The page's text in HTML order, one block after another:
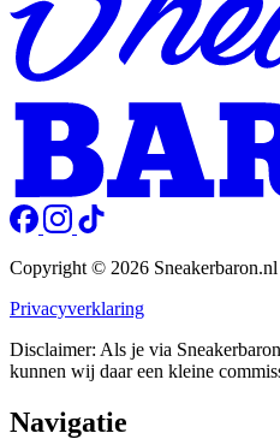
Copyright © 2026 Sneakerbaron.nl
Privacyverklaring
Disclaimer: Als je via
kunnen wij daar een kleine
Navigatie